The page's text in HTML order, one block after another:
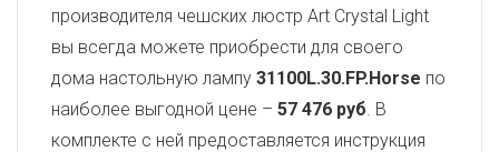
производителя чешских люстр Art Crystal Light
вы всегда можете приобрести для своего
дома настольную лампу 31100L.30.FP.Horse по
наиболее выгодной цене – 57 476 руб. В
комплекте с ней предоставляется инструкция